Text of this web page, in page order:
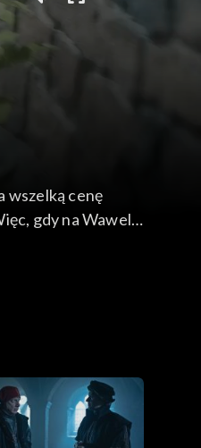
wszelką cenę
gdy na Wawel
z tajną
się go